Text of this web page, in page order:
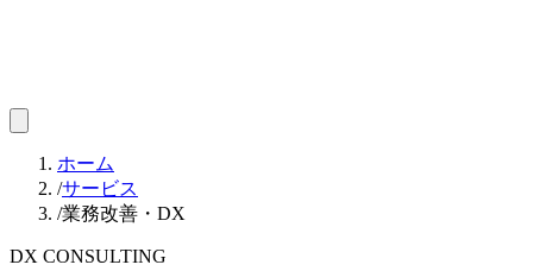
ホーム
/サービス
/業務改善・DX
DX CONSULTING